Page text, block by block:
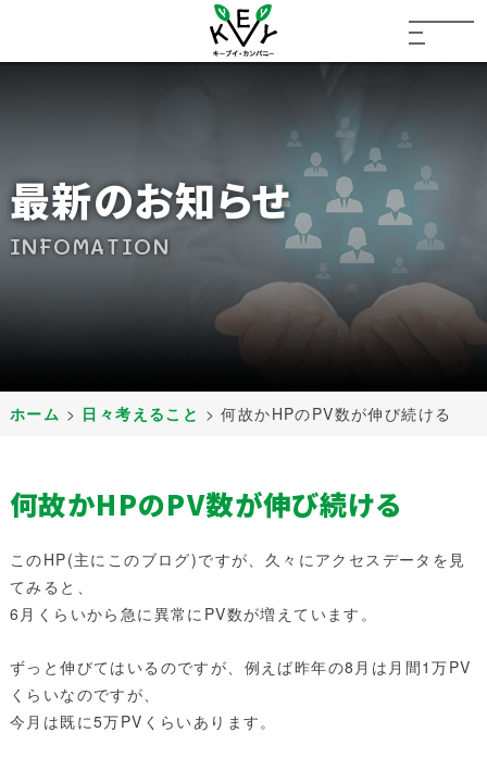
最新のお知らせ
INFOMATION
ホーム > 日々考えること >何故かHPのPV数が伸び続ける
何故かHPのPV数が伸び続ける
このHP(主にこのブログ)ですが、久々にアクセスデータを見
てみると、
6月くらいから急に異常にPV数が増えています。
ずっと伸びてはいるのですが、例えば昨年の8月は月間1万PV
くらいなのですが、
今月は既に5万PVくらいあります。